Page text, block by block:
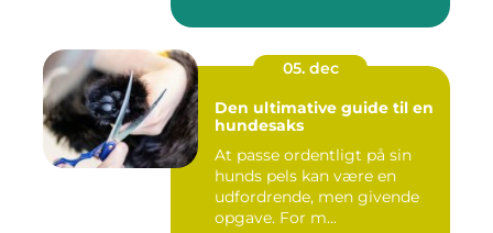
05. dec
Den ultimative guide til en
hundesaks
At passe ordentligt på sin
hunds pels kan være en
udfordrende, men givende
opgave. For m...